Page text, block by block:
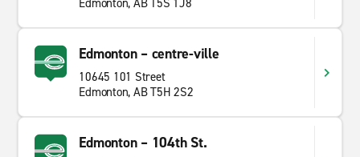
Edmonton, AB T5S 1J8
Edmonton – centre-ville
10645 101 Street
Edmonton, AB T5H 2S2
Edmonton – 104th St.